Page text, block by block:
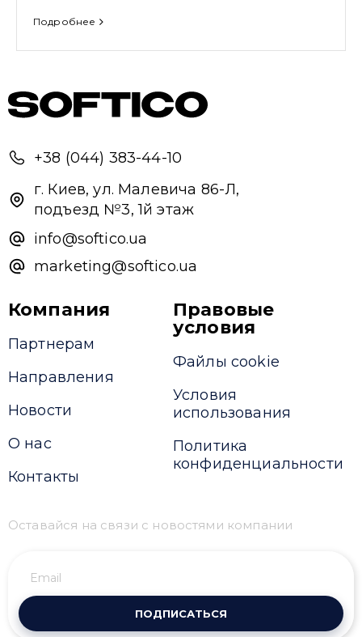
Подробнее
+38 (044) 383-44-10
г. Киев, ул. Малевича 86-Л,
подъезд №3, 1й этаж
info@softico.ua
marketing@softico.ua
Компания
Партнерам
Направления
Новости
О нас
Контакты
Правовые
условия
Файлы cookie
Условия
использования
Политика
конфиденциальности
Оставайся на связи с новостями компании
ПОДПИСАТЬСЯ
Привіт 👋, чим тобі допомогти?
Ми зазвичай відповідаємо дуже швидко
Надіслати повідомлення